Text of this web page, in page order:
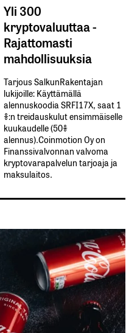
Yli 300
kryptovaluuttaa -
Rajattomasti
mahdollisuuksia
Tarjous SalkunRakentajan
lukijoille: Käyttämällä​ ​
alennuskoodia​ ​SRFI17X,​ ​saat​ ​1
%:n treidauskulut​ ​ensimmäiselle​ ​
kuukaudelle​ ​(50%​ ​
alennus).Coinmotion Oy on
Finanssivalvonnan valvoma
kryptovarapalvelun tarjoaja ja
maksulaitos.